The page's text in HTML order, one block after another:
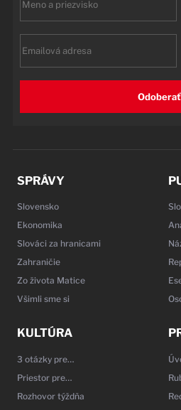
Odoberať
SPRÁVY
Slovensko
Ekonomika
Slováci za hranicami
Zahraničie
Zo života Matice
Všimli sme si
KULTÚRA
3 otázky pre…
Priestor pre…
Rozhovor týždňa